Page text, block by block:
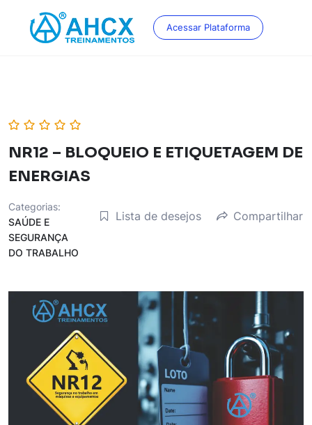
content
Acessar Plataforma
NR12 – BLOQUEIO E ETIQUETAGEM DE
ENERGIAS
Categorias:
SAÚDE E
SEGURANÇA
DO TRABALHO
Lista de desejos Compartilhar